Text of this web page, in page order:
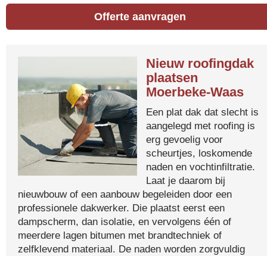
Offerte aanvragen
Nieuw roofingdak
plaatsen
Moerbeke-Waas
Een plat dak dat slecht is
aangelegd met roofing is
erg gevoelig voor
scheurtjes, loskomende
naden en vochtinfiltratie.
Laat je daarom bij
nieuwbouw of een aanbouw begeleiden door een
professionele dakwerker. Die plaatst eerst een
dampscherm, dan isolatie, en vervolgens één of
meerdere lagen bitumen met brandtechniek of
zelfklevend materiaal. De naden worden zorgvuldig